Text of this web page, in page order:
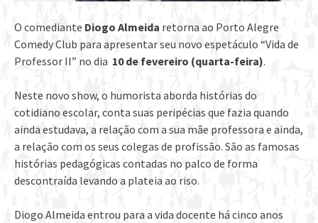
O comediante Diogo Almeida retorna ao Porto Alegre
Comedy Club para apresentar seu novo espetáculo “Vida de
Professor II” no dia 10 de fevereiro (quarta-feira).
Neste novo show, o humorista aborda histórias do
cotidiano escolar, conta suas peripécias que fazia quando
ainda estudava, a relação com a sua mãe professora e ainda,
a relação com os seus colegas de profissão. São as famosas
histórias pedagógicas contadas no palco de forma
descontraída levando a plateia ao riso.
Diogo Almeida entrou para a vida docente há cinco anos